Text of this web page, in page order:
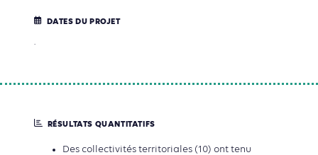
DATES DU PROJET
.
RÉSULTATS QUANTITATIFS
Des collectivités territoriales (10) ont tenu